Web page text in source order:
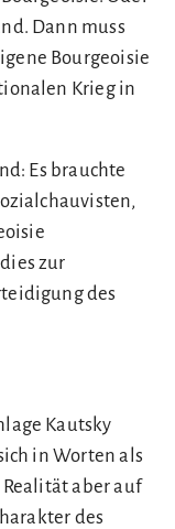
Dann muss
Bourgeoisie
Krieg in
Es brauchte
zur
des
Kautsky
in Worten als
aber auf
des